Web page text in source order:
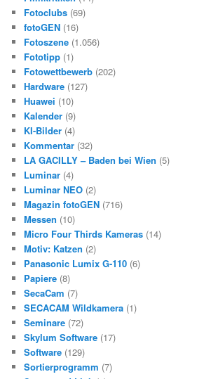
Fotoclubs (69)
fotoGEN (16)
Fotoszene (1.056)
Fototipp (1)
Fotowettbewerb (202)
Hardware (127)
Huawei (10)
Kalender (9)
KI-Bilder (4)
Kommentar (32)
LA GACILLY – Baden bei Wien (5)
Luminar (4)
Luminar NEO (2)
Magazin fotoGEN (716)
Messen (10)
Micro Four Thirds Kameras (14)
Motiv: Katzen (2)
Panasonic Lumix G-110 (6)
Papiere (8)
SecaCam (7)
SECACAM Wildkamera (1)
Seminare (72)
Skylum Software (17)
Software (129)
Sortierprogramm (7)